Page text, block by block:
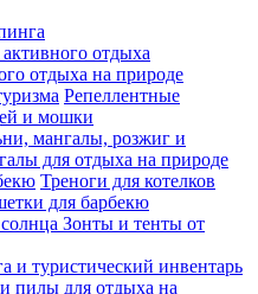
отдыха
отдыха на природе
Репеллентные
и мошки
мангалы, розжиг и
для отдыха на природе
Треноги для котелков
для барбекю
Зонты и тенты от
и туристический инвентарь
пилы для отдыха на